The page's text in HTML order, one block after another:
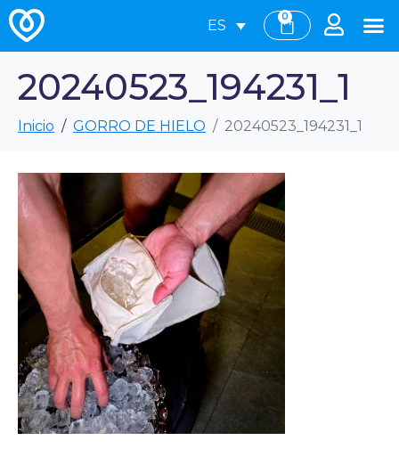
ES
0
20240523_194231_1
Inicio GORRO DE HIELO 20240523_194231_1